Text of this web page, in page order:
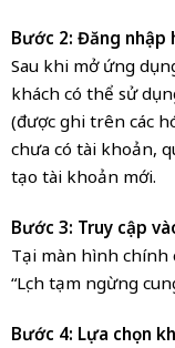
Bước 2: Đăng nhập
Sau khi mở ứng
khách có thể sử
(được ghi trên các
chưa có tài khoản,
tạo tài khoản mới.
Bước 3: Truy cập
Tại màn hình chính
“Lịch tạm ngừng
Bước 4: Lựa chọn